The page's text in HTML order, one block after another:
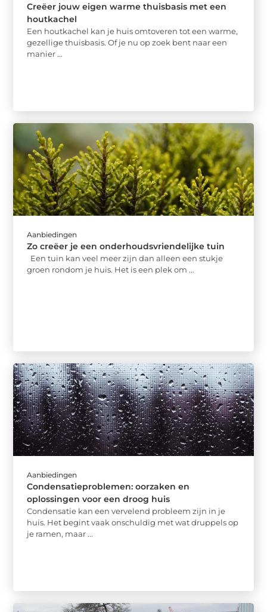
Creëer jouw eigen warme thuisbasis met een
houtkachel
Een houtkachel kan je huis omtoveren tot een warme,
gezellige thuisbasis. Of je nu op zoek bent naar een
manier ...
Aanbiedingen
Zo creëer je een onderhoudsvriendelijke tuin
Een tuin kan veel meer zijn dan alleen een stukje
groen rondom je huis. Het is een plek om ...
Aanbiedingen
Condensatieproblemen: oorzaken en
oplossingen voor een droog huis
Condensatie kan een vervelend probleem zijn in je
huis. Het begint vaak onschuldig met wat druppels op
je ramen, maar ...